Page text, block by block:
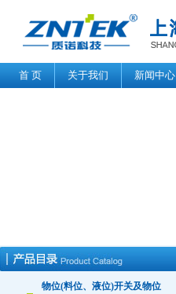
首 页 关于我们 新闻中心
物位(料位、液位)开关及物位